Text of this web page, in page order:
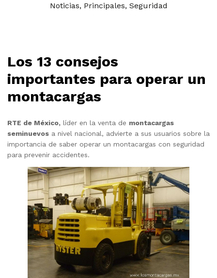
Noticias, Principales, Seguridad
Los 13 consejos
importantes para operar un
montacargas
RTE de México, líder en la venta de montacargas
seminuevos a nivel nacional, advierte a sus usuarios sobre la
importancia de saber operar un montacargas con seguridad
para prevenir accidentes.